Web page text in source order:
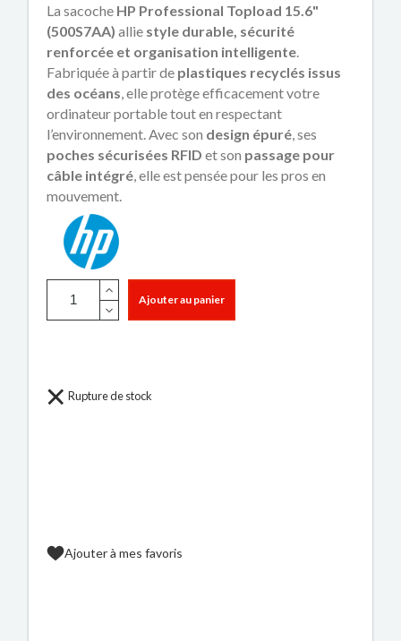
La sacoche HP Professional Topload 15.6"
(500S7AA) allie style durable, sécurité
renforcée et organisation intelligente.
Fabriquée à partir de plastiques recyclés issus
des océans, elle protège efficacement votre
ordinateur portable tout en respectant
l’environnement. Avec son design épuré, ses
poches sécurisées RFID et son passage pour
câble intégré, elle est pensée pour les pros en
mouvement.
Ajouter au panier
Rupture de stock
Ajouter à mes favoris